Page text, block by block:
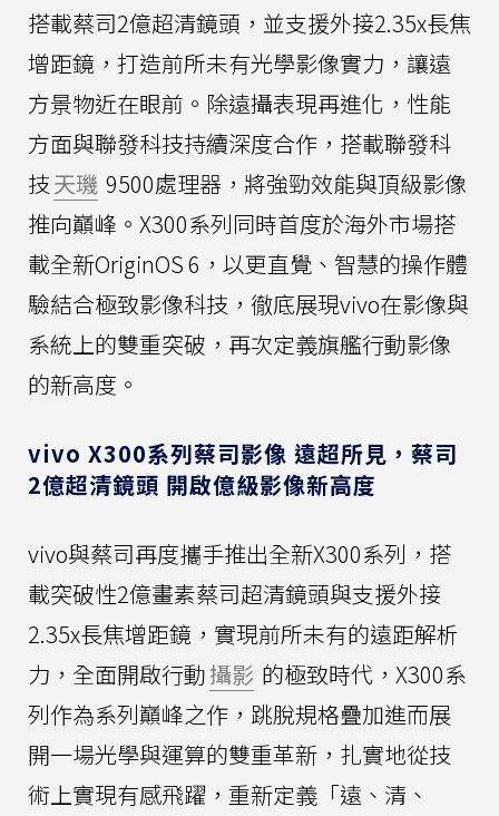
搭載蔡司2億超清鏡頭，並支援外接2.35x長焦
增距鏡，打造前所未有光學影像實力，讓遠
方景物近在眼前。除遠攝表現再進化，性能
方面與聯發科技持續深度合作，搭載聯發科
技天璣 9500處理器，將強勁效能與頂級影像
推向巔峰。X300系列同時首度於海外市場搭
載全新OriginOS 6，以更直覺、智慧的操作體
驗結合極致影像科技，徹底展現vivo在影像與
系統上的雙重突破，再次定義旗艦行動影像
的新高度。
vivo X300系列蔡司影像 遠超所見，蔡司
2億超清鏡頭 開啟億級影像新高度
vivo與蔡司再度攜手推出全新X300系列，搭
載突破性2億畫素蔡司超清鏡頭與支援外接
2.35x長焦增距鏡，實現前所未有的遠距解析
力，全面開啟行動攝影 的極致時代，X300系
列作為系列巔峰之作，跳脫規格疊加進而展
開一場光學與運算的雙重革新，扎實地從技
術上實現有感飛躍，重新定義「遠、清、